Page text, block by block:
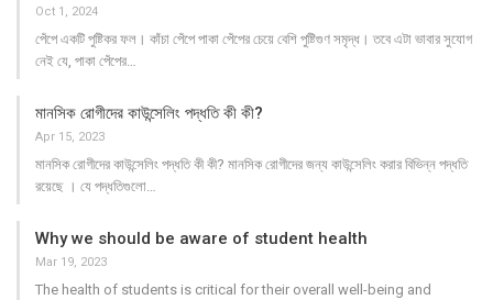
Oct 1, 2024
পেঁপে একটি পুষ্টিকর ফল। কাঁচা পেঁপে পাকা পেঁপের চেয়ে বেশি পুষ্টিগুণ সমৃদ্ধ। তবে এটা ভাবার সুযোগ
নেই যে, পাকা পেঁপের…
মানসিক রোগীদের কাউন্সেলিং পদ্ধতি কী কী?
Apr 15, 2023
মানসিক রোগীদের কাউন্সেলিং পদ্ধতি কী কী? মানসিক রোগীদের জন্য কাউন্সেলিং করার বিভিন্ন পদ্ধতি
রয়েছে । যে পদ্ধতিগুলো…
Why we should be aware of student health
Mar 19, 2023
The health of students is critical for their overall well-being and